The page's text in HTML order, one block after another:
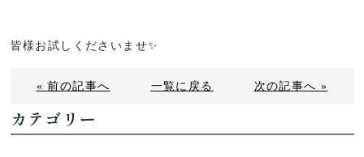
皆様お試しくださいませ✨
« 前の記事へ 一覧に戻る 次の記事へ »
カテゴリー